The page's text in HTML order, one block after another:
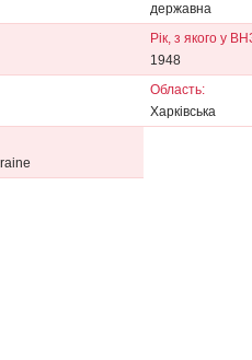
державна
Рік, з якого у
1948
Область:
Харківська